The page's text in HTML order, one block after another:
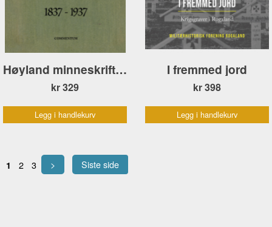
Høyland minneskrift 1837–1937
kr 329
Legg i handlekurv
I fremmed jord
kr 398
Legg i handlekurv
1 2 3 > Siste side